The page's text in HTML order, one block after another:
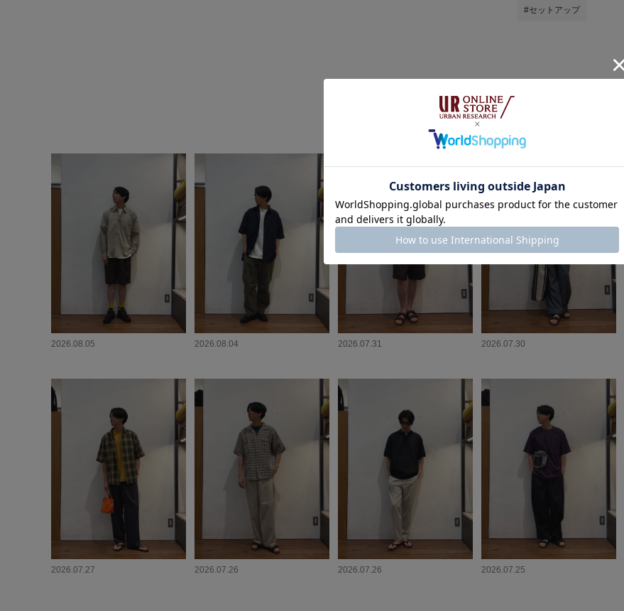
#セットアップ
かわむらの他のスタイリング
2026.08.05 2026.08.04 2026.07.31 2026.07.30
2026.07.27 2026.07.26 2026.07.26 2026.07.25